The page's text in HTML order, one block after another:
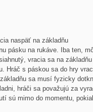
naspäť na základňu
pásku na rukáve. Iba ten,
vracia sa na
Hráč s páskou sa do hry
sa musí fyzicky
hráči sa považujú za
sú mimo do momentu,